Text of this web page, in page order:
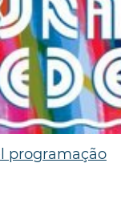
programação